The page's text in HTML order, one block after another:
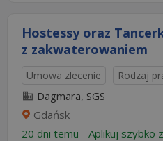
Hostessy oraz
z zakwaterowaniem
Umowa zlecenie Rodzaj
Dagmara, SGS
Gdańsk
20 dni temu - Aplikuj szybko